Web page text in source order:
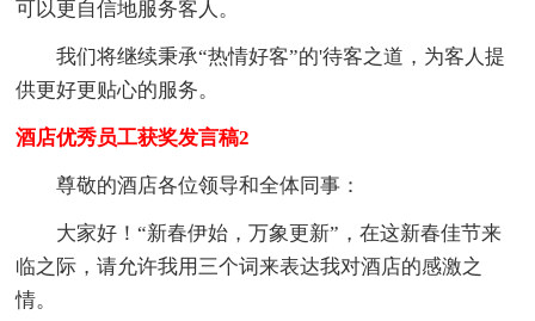
可以更自信地服务客人。
我们将继续秉承“热情好客”的'待客之道，为客人提
供更好更贴心的服务。
酒店优秀员工获奖发言稿2
尊敬的酒店各位领导和全体同事：
大家好！“新春伊始，万象更新”，在这新春佳节来
临之际，请允许我用三个词来表达我对酒店的感激之
情。